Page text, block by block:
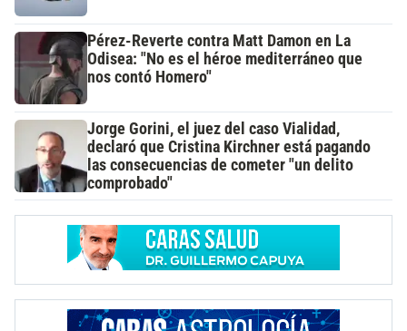
Pérez-Reverte contra Matt Damon en La
Odisea: "No es el héroe mediterráneo que
nos contó Homero"
Jorge Gorini, el juez del caso Vialidad,
declaró que Cristina Kirchner está pagando
las consecuencias de cometer "un delito
comprobado"